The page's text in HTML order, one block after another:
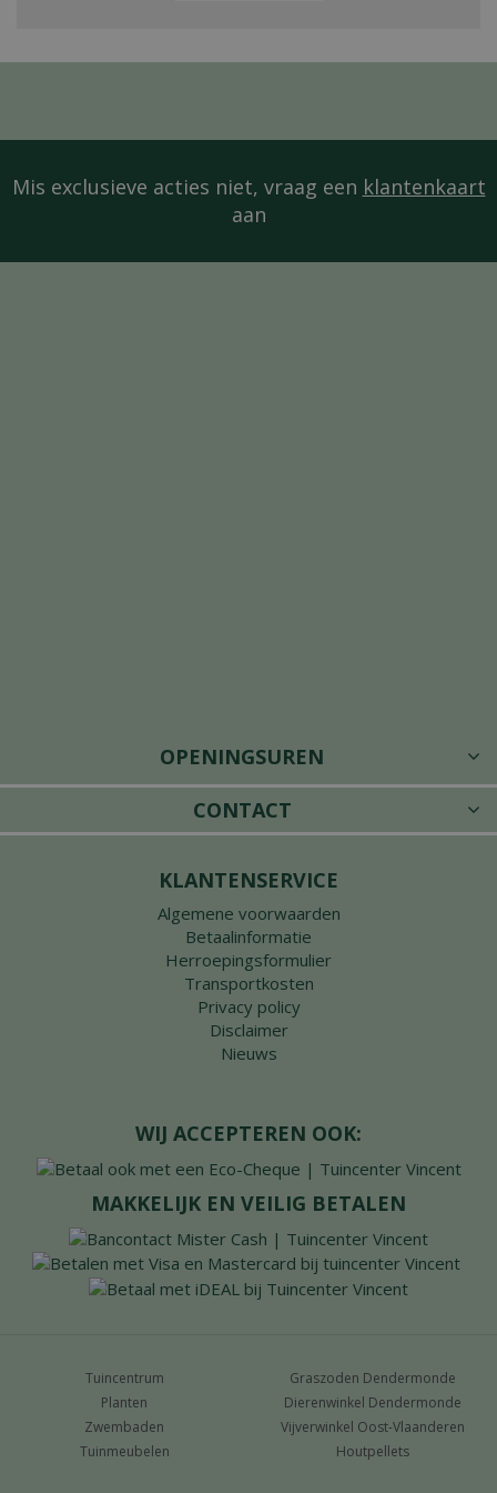
Mis exclusieve acties niet, vraag een klantenkaart
aan
OPENINGSUREN
CONTACT
KLANTENSERVICE
Algemene voorwaarden
Betaalinformatie
Herroepingsformulier
Transportkosten
Privacy policy
Disclaimer
Nieuws
WIJ ACCEPTEREN OOK:
MAKKELIJK EN VEILIG BETALEN
Tuincentrum
Planten
Zwembaden
Tuinmeubelen
Graszoden Dendermonde
Dierenwinkel Dendermonde
Vijverwinkel Oost-Vlaanderen
Houtpellets